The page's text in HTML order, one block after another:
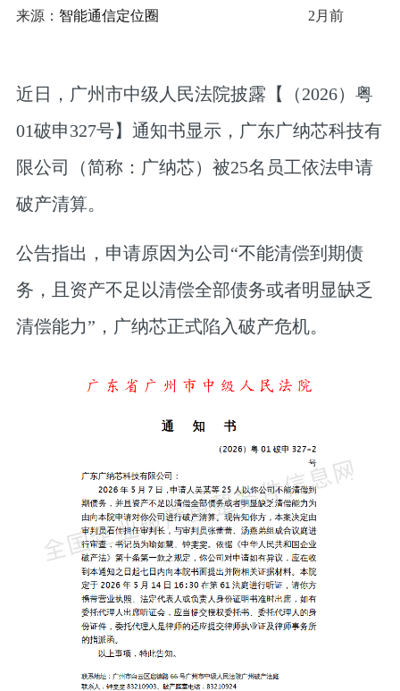
来源： 智能通信定位圈 2月前
近日，广州市中级人民法院披露【（2026）粤
01破申327号】通知书显示，广东广纳芯科技有
限公司（简称：广纳芯）被25名员工依法申请
破产清算。
公告指出，申请原因为公司“不能清偿到期债
务，且资产不足以清偿全部债务或者明显缺乏
清偿能力”，广纳芯正式陷入破产危机。